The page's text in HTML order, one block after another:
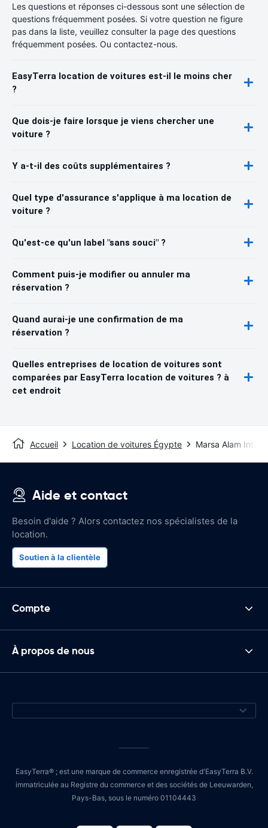
Les questions et réponses ci-dessous sont une sélection de
questions fréquemment posées. Si votre question ne figure
pas dans la liste, veuillez consulter la page des questions
fréquemment posées. Ou contactez-nous.
EasyTerra location de voitures est-il le moins cher
?
Que dois-je faire lorsque je viens chercher une
voiture ?
Y a-t-il des coûts supplémentaires ?
Quel type d'assurance s'applique à ma location de
voiture ?
Qu'est-ce qu'un label "sans souci" ?
Comment puis-je modifier ou annuler ma
réservation ?
Quand aurai-je une confirmation de ma
réservation ?
Quelles entreprises de location de voitures sont
comparées par EasyTerra location de voitures ? à
cet endroit
Accueil Location de voitures Égypte Marsa Alam
Aide et contact
Besoin d'aide ? Alors contactez nos spécialistes de la
location.
Soutien à la clientèle
Compte
À propos de nous
EasyTerra® ; est une marque de commerce enregistrée d'EasyTerra B.V.
immatriculée au Registre du commerce et des sociétés de Leeuwarden,
Pays-Bas, sous le numéro 01104443